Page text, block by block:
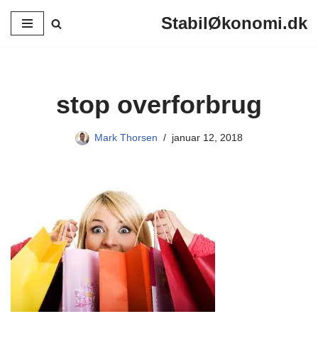
Spring
StabilØkonomi.dk
stop overforbrug
Mark Thorsen januar 12, 2018